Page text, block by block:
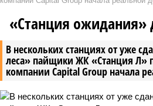
В нескольких станциях от уже
леса» пайщики ЖК «Станция Л»
компании Capital Group начала
«Станция